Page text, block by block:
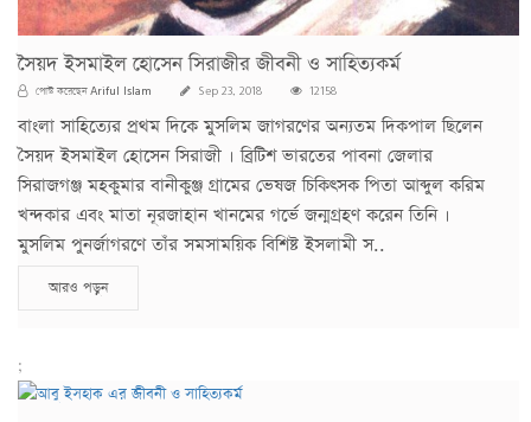
সৈয়দ ইসমাইল হোসেন সিরাজীর জীবনী ও সাহিত্যকর্ম
পোস্ট করেছেনAriful Islam Sep 23, 2018 12158
বাংলা সাহিত্যের প্রথম দিকে মুসলিম জাগরণের অন্যতম দিকপাল ছিলেন
সৈয়দ ইসমাইল হোসেন সিরাজী । ব্রিটিশ ভারতের পাবনা জেলার
সিরাজগঞ্জ মহকুমার বানীকুঞ্জ গ্রামের ভেষজ চিকিৎসক পিতা আব্দুল করিম
খন্দকার এবং মাতা নূরজাহান খানমের গর্ভে জন্মগ্রহণ করেন তিনি ।
মুসলিম পুনর্জাগরণে তাঁর সমসাময়িক বিশিষ্ট ইসলামী স..
আরও পড়ুন
;